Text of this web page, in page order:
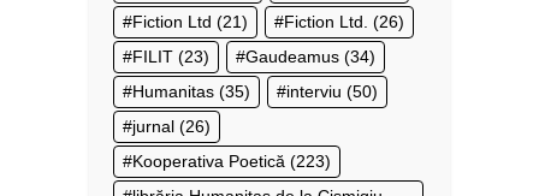
Fiction Ltd (21) Fiction Ltd. (26)
FILIT (23) Gaudeamus (34)
Humanitas (35) interviu (50)
jurnal (26)
Kooperativa Poetică (223)